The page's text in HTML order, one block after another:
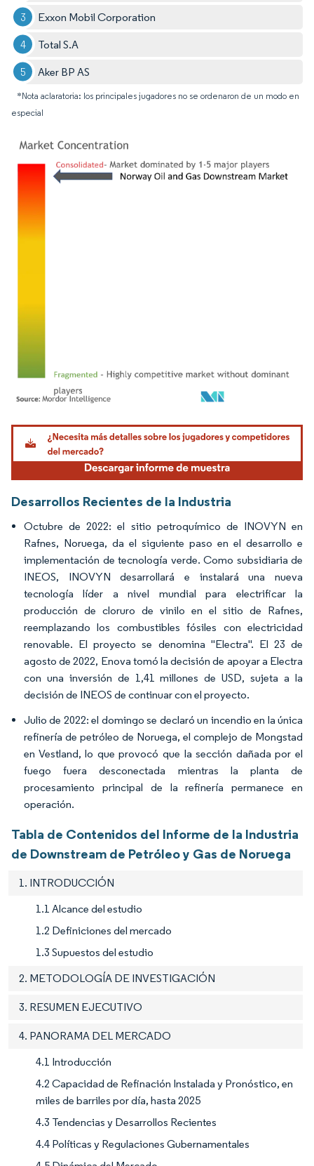
Exxon Mobil Corporation
Total S.A
Aker BP AS
*Nota aclaratoria: los principales jugadores no se ordenaron de un modo en
especial
Imagen © Mordor Intelligence. El uso requiere atribución según CC BY 4.0.
Desarrollos Recientes de la Industria
Octubre de 2022: el sitio petroquímico de INOVYN en
Rafnes, Noruega, da el siguiente paso en el desarrollo e
implementación de tecnología verde. Como subsidiaria de
INEOS, INOVYN desarrollará e instalará una nueva
tecnología líder a nivel mundial para electrificar la
producción de cloruro de vinilo en el sitio de Rafnes,
reemplazando los combustibles fósiles con electricidad
renovable. El proyecto se denomina "Electra". El 23 de
agosto de 2022, Enova tomó la decisión de apoyar a Electra
con una inversión de 1,41 millones de USD, sujeta a la
decisión de INEOS de continuar con el proyecto.
Julio de 2022: el domingo se declaró un incendio en la única
refinería de petróleo de Noruega, el complejo de Mongstad
en Vestland, lo que provocó que la sección dañada por el
fuego fuera desconectada mientras la planta de
procesamiento principal de la refinería permanece en
operación.
Tabla de Contenidos del Informe de la Industria
de Downstream de Petróleo y Gas de Noruega
1. INTRODUCCIÓN
1.1 Alcance del estudio
1.2 Definiciones del mercado
1.3 Supuestos del estudio
2. METODOLOGÍA DE INVESTIGACIÓN
3. RESUMEN EJECUTIVO
4. PANORAMA DEL MERCADO
4.1 Introducción
4.2 Capacidad de Refinación Instalada y Pronóstico, en
miles de barriles por día, hasta 2025
4.3 Tendencias y Desarrollos Recientes
4.4 Políticas y Regulaciones Gubernamentales